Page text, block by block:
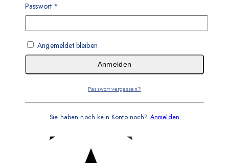
Passwort *
Angemeldet bleiben
Anmelden
Passwort vergessen?
Sie haben noch kein Konto noch? Anmelden